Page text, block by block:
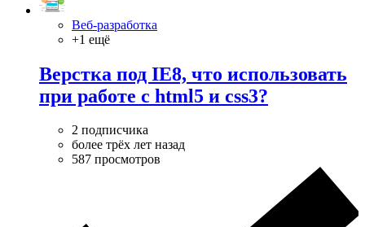
Веб-разработка
+1 ещё
Верстка под IE8, что использовать
при работе с html5 и css3?
2 подписчика
более трёх лет назад
587 просмотров